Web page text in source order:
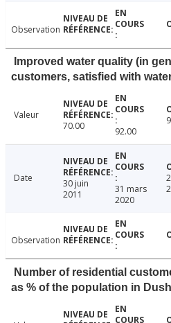
Observation
Improved water quality (in
customers, satisfied with
Valeur
70.00
92.00
Date
30 juin
2011
31 mars
2020
Observation
Number of residential
as % of the population in